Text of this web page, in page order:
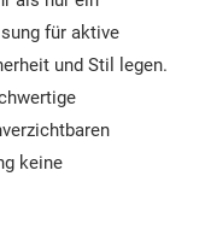
für aktive
und Stil legen.
keine